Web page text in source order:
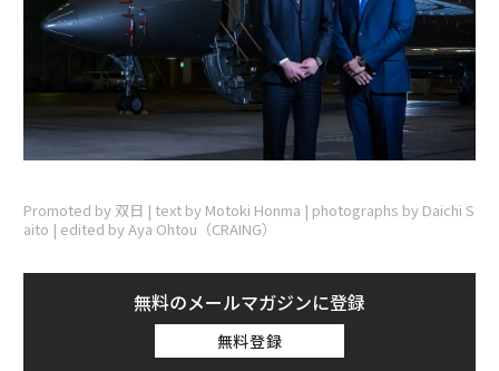
Promoted by 双日 | text by Motoki Honma | photographs by Daichi S
aito | edited by Aya Ohtou（CRAING）
無料のメールマガジンに登録
無料登録